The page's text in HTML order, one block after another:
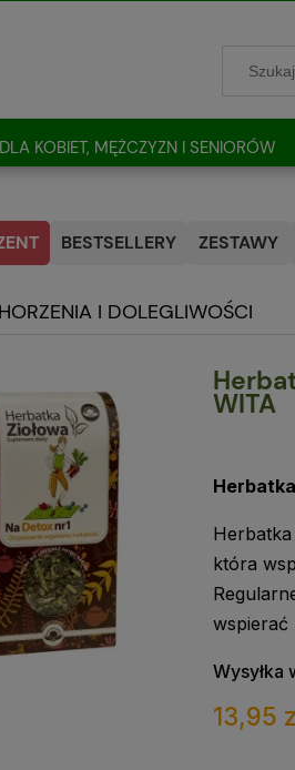
DLA KOBIET, MĘŻCZYZN I SENIORÓW
BESTSELLERY ZESTAWY
I DOLEGLIWOŚCI
WITA
Herbatka
która
wspierać
Wysyłka
13,95